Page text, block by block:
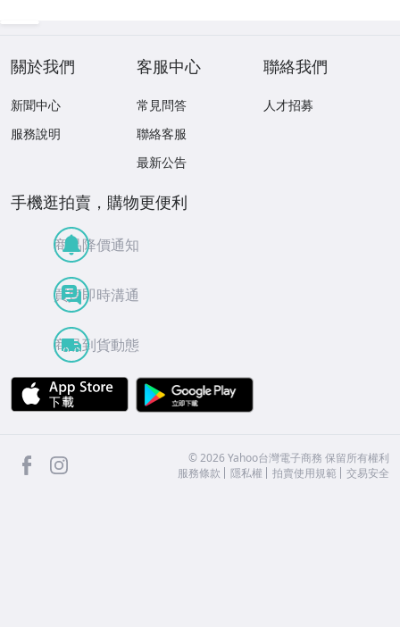
關於我們
新聞中心
服務說明
客服中心
常見問答
聯絡客服
最新公告
聯絡我們
人才招募
手機逛拍賣，購物更便利
商品降價通知
買賣即時溝通
商品到貨動態
APP Store
facebook ©2026 Yahoo台灣電子商務 保留所有權利
服務條款
隱私權 拍賣使用規範 交易安全